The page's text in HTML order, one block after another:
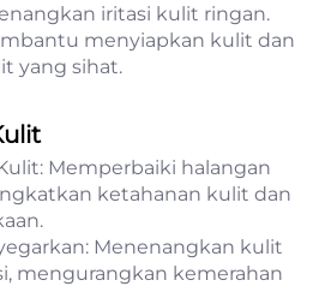
iritasi kulit ringan.
menyiapkan kulit dan
yang sihat.
Memperbaiki halangan
ketahanan kulit dan
Menenangkan kulit
mengurangkan kemerahan